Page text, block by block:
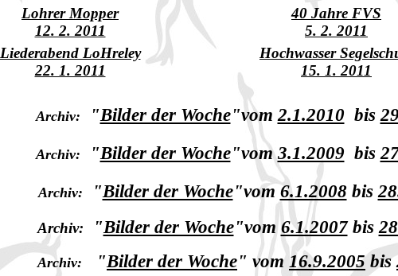
Lohrer Mopper
12. 2. 2011
40 Jahre FVS
5. 2. 2011
Liederabend LoHreley
22. 1. 2011
Hochwasser
15. 1. 2011
Archiv: "Bilder der Woche"vom 2.1.2010 bis
Archiv: "Bilder der Woche"vom 3.1.2009 bis
Archiv: "Bilder der Woche"vom 6.1.2008 bis
Archiv: "Bilder der Woche"vom 6.1.2007 bis
Archiv: "Bilder der Woche" vom 16.9.2005 bis